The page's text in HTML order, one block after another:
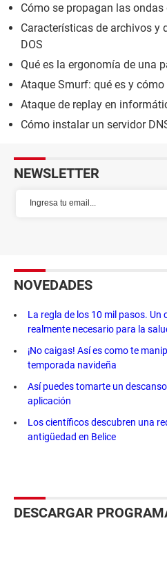
Cómo se propagan las
Características de archivos y
DOS
Qué es la ergonomía de una
Ataque Smurf: qué es y
Ataque de replay en
Cómo instalar un servidor
NEWSLETTER
NOVEDADES
La regla de los 10 mil pasos. Un
realmente necesario para la
¡No caigas! Así es como te
temporada navideña
Así puedes tomarte un
aplicación
Los científicos descubren una
antigüedad en Belice
DESCARGAR